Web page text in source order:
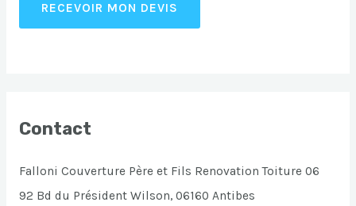
RECEVOIR MON DEVIS
Contact
Falloni Couverture Père et Fils Renovation Toiture 06
92 Bd du Président Wilson, 06160 Antibes